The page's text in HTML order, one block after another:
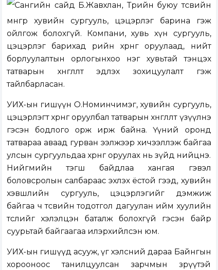
Сангийн сайд Б.Жавхлан, Төрийн буюу төсвийн
мөнгөөр хувийн сургууль, цэцэрлэг барина гэж
ойлгож болохгүй. Компани, хувь хүн сургууль,
цэцэрлэг барихад өөрийн хөрөнгөө оруулаад, нийт
борлуулалтын орлогынхоо нэг хувьтай тэнцэх
татварын хөнгөлөлт эдлэх зохицуулалт гэж
тайлбарласан.
УИХ-ын гишүүн О.Номинчимэг, хувийн сургууль,
цэцэрлэгт хөрөнгө оруулбал татварын хөнгөлөлт үзүүлнэ
гэсэн бодлого орж ирж байна. Үүний оронд
татвараа аваад гурван ээлжээр хичээллэж байгаа
улсын сургуульдаа хөрөнгө оруулах нь зүйд нийцнэ.
Нийгмийн тэгш байдлаа хангая гэвэл
боловсролын салбараас эхлэх ёстой гээд, хувийн
хэвшлийн сургууль, цэцэрлэгийг дэмжиж
байгаа ч төсвийн тодотгол дагуулан ийм хуулийн
төслийг хэлэлцэн баталж болохгүй гэсэн байр
суурьтай байгаагаа илэрхийлсэн юм.
УИХ-ын гишүүд асууж, үг хэлсний дараа Байнгын
хорооноос танилцуулсан зарчмын зөрүүтэй